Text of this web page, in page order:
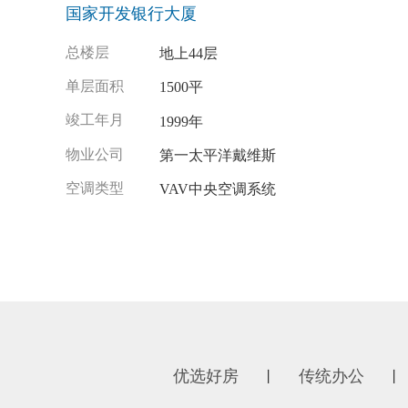
国家开发银行大厦
总楼层 地上44层
单层面积 1500平
竣工年月 1999年
物业公司 第一太平洋戴维斯
空调类型 VAV中央空调系统
优选好房 传统办公